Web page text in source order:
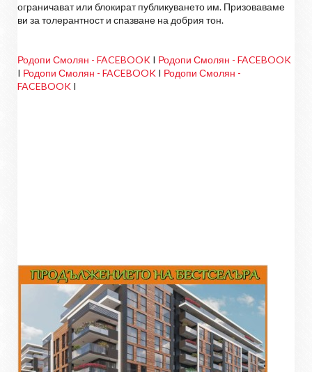
ограничават или блокират публикуването им. Призоваваме
ви за толерантност и спазване на добрия тон.
Родопи Смолян - FACEBOOK I Родопи Смолян - FACEBOOK
I Родопи Смолян - FACEBOOK I Родопи Смолян -
FACEBOOK I